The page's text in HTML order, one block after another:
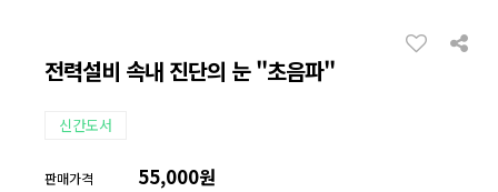
전력설비 속내 진단의 눈 "초음파"
신간도서
판매가격 55,000원